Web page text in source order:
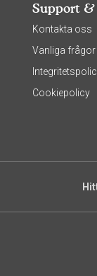
Support
Kontakta oss
Vanliga frågor
Cookiepolicy